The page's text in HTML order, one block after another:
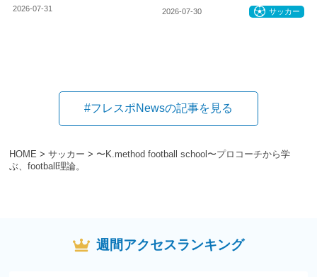
HOME > サッカー > 〜K.method football school〜プロコーチから学
ぶ、football理論。
2026-07-31 2026-07-30 サッカー
#フレスポNewsの記事を見る
週間アクセスランキング